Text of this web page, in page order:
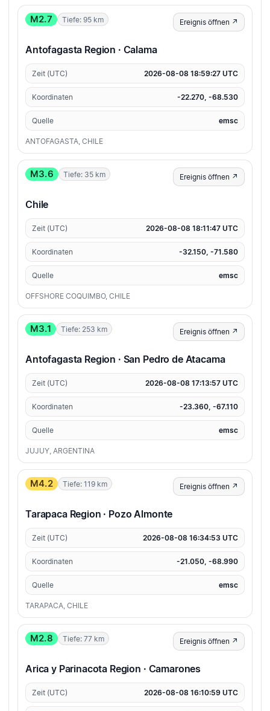
M2.7 Tiefe: 95 km Ereignis öffnen ↗
Antofagasta Region · Calama
Zeit (UTC) 2026-08-08 18:59:27 UTC
Koordinaten -22.270, -68.530
Quelle emsc
ANTOFAGASTA, CHILE
M3.6 Tiefe: 35 km Ereignis öffnen ↗
Chile
Zeit (UTC) 2026-08-08 18:11:47 UTC
Koordinaten -32.150, -71.580
Quelle emsc
OFFSHORE COQUIMBO, CHILE
M3.1 Tiefe: 253 km Ereignis öffnen ↗
Antofagasta Region · San Pedro de Atacama
Zeit (UTC) 2026-08-08 17:13:57 UTC
Koordinaten -23.360, -67.110
Quelle emsc
JUJUY, ARGENTINA
M4.2 Tiefe: 119 km Ereignis öffnen ↗
Tarapaca Region · Pozo Almonte
Zeit (UTC) 2026-08-08 16:34:53 UTC
Koordinaten -21.050, -68.990
Quelle emsc
TARAPACA, CHILE
M2.8 Tiefe: 77 km Ereignis öffnen ↗
Arica y Parinacota Region · Camarones
Zeit (UTC) 2026-08-08 16:10:59 UTC